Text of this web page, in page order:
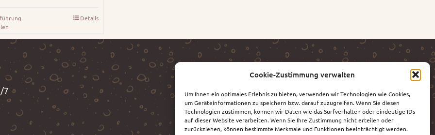
Cookie-Zustimmung verwalten
Um Ihnen ein optimales Erlebnis zu bieten, verwenden wir Technologien wie Cookies,
um Geräteinformationen zu speichern bzw. darauf zuzugreifen. Wenn Sie diesen
Technologien zustimmen, können wir Daten wie das Surfverhalten oder eindeutige IDs
auf dieser Website verarbeiten. Wenn Sie Ihre Zustimmung nicht erteilen oder
zurückziehen, können bestimmte Merkmale und Funktionen beeinträchtigt werden.
369,00 €
weist
mehrere
Varianten
auf.
Die
Optionen
können
Details
7